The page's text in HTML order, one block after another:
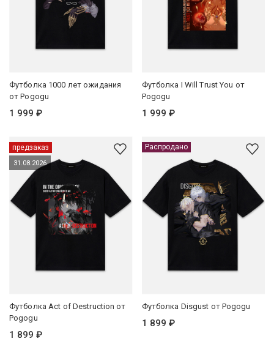
Футболка 1000 лет ожидания
от Pogogu
1 999 ₽
Футболка I Will Trust You от
Pogogu
1 999 ₽
предзаказ
31.08.2026
Футболка Act of Destruction от
Pogogu
1 899 ₽
Распродано
Футболка Disgust от Pogogu
1 899 ₽